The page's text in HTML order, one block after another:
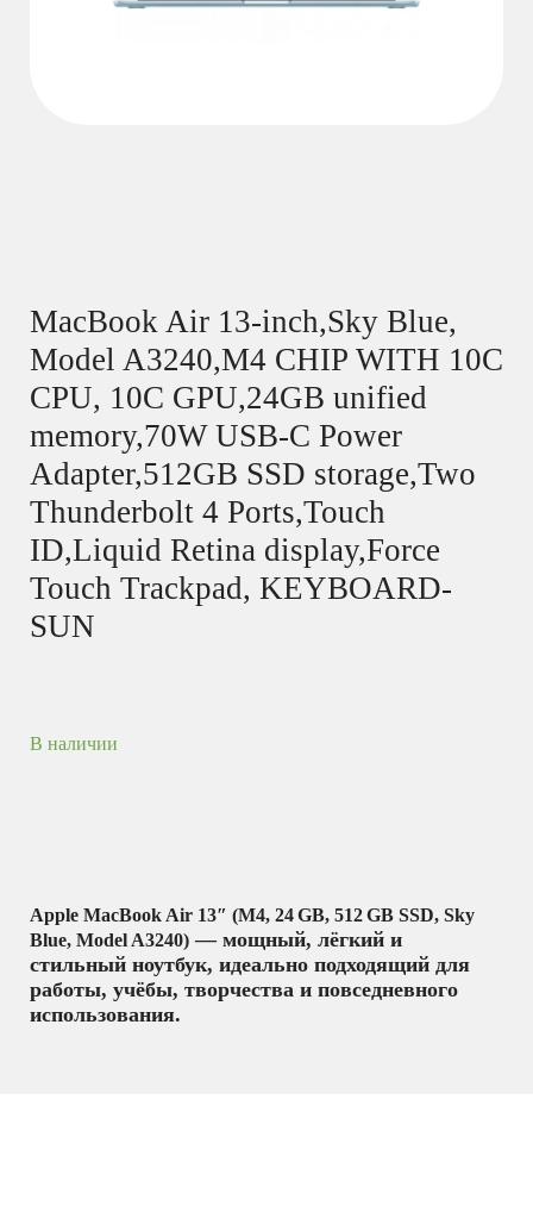
MacBook Air 13-inch,Sky Blue,
Model A3240,M4 CHIP WITH 10C
CPU, 10C GPU,24GB unified
memory,70W USB-C Power
Adapter,512GB SSD storage,Two
Thunderbolt 4 Ports,Touch
ID,Liquid Retina display,Force
Touch Trackpad, KEYBOARD-
SUN
В наличии
Apple MacBook Air 13″ (M4, 24 GB, 512 GB SSD, Sky
Blue, Model A3240) — мощный, лёгкий и
стильный ноутбук, идеально подходящий для
работы, учёбы, творчества и повседневного
использования.